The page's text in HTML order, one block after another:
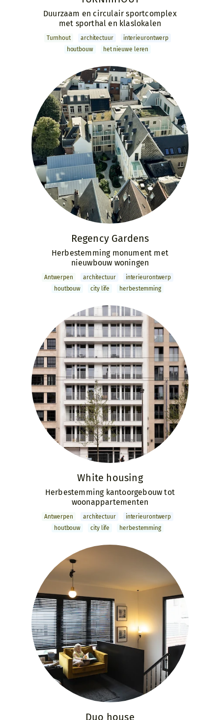
Duurzaam en circulair sportcomplex
met sporthal en klaslokalen
Turnhout archi­tectuur
interieur­ontwerp
houtbouw
het nieuwe leren
Regency Gardens
Herbestemming monument met
nieuwbouw woningen
Antwerpen archi­tectuur
interieur­ontwerp
houtbouw
city life herbestemming
White housing
Herbestemming kantoorgebouw tot
woon­appartementen
Antwerpen archi­tectuur
interieur­ontwerp
houtbouw
city life herbestemming
Duo house